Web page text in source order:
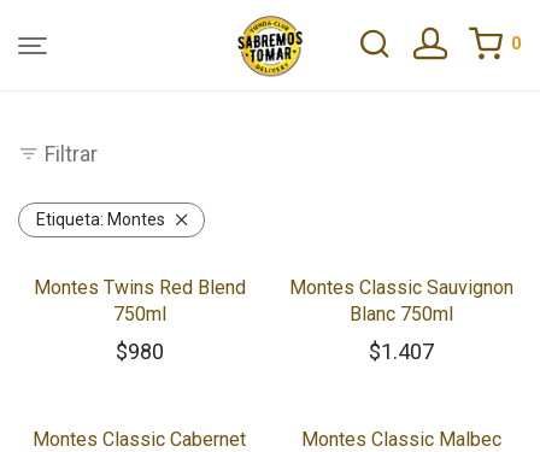
0
Filtrar
Etiqueta: Montes
Montes Twins Red Blend
750ml
$980
Montes Classic Sauvignon
Blanc 750ml
$1.407
Montes Classic Cabernet
Montes Classic Malbec